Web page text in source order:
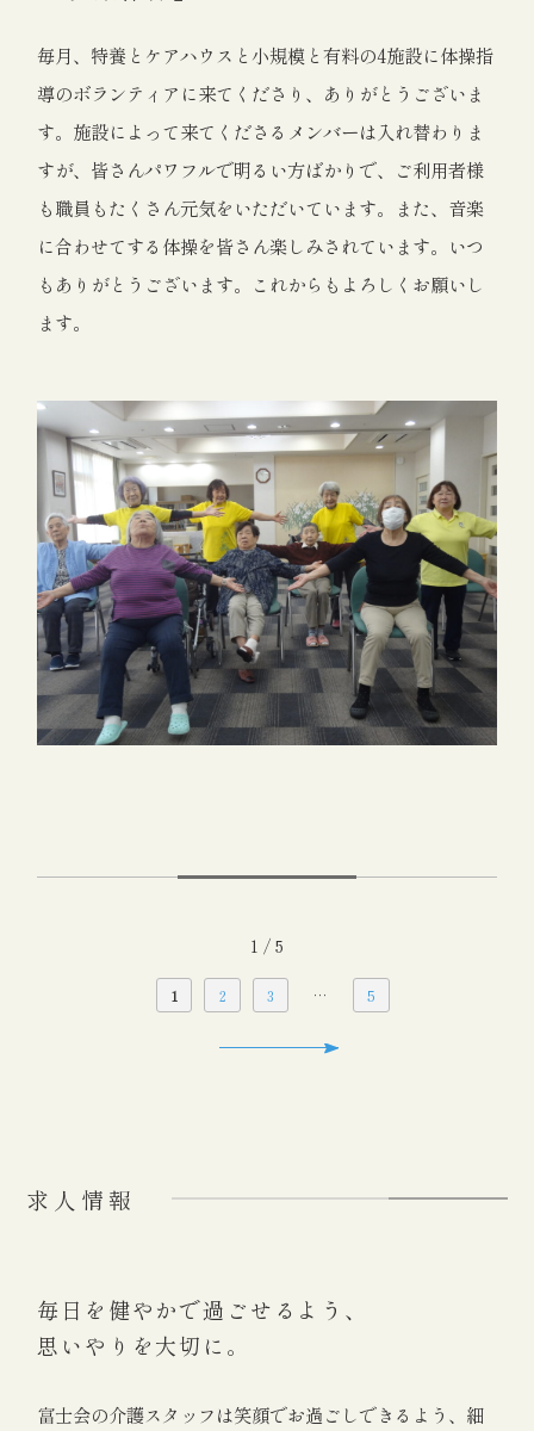
毎月、特養とケアハウスと小規模と有料の4施設に体操指
導のボランティアに来てくださり、ありがとうございま
す。施設によって来てくださるメンバーは入れ替わりま
すが、皆さんパワフルで明るい方ばかりで、ご利用者様
も職員もたくさん元気をいただいています。また、音楽
に合わせてする体操を皆さん楽しみされています。いつ
もありがとうございます。これからもよろしくお願いし
ます。
1 / 5
1 2 3 … 5
求人情報
毎日を健やかで過ごせるよう、
思いやりを大切に。
富士会の介護スタッフは笑顔でお過ごしできるよう、細